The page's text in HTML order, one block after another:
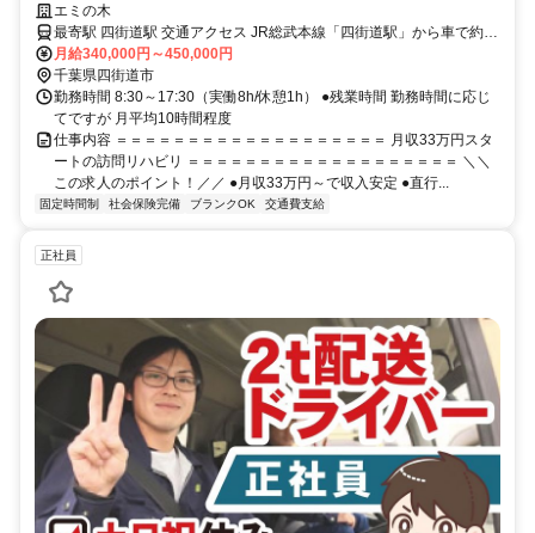
み＆直行直帰OK
エミの木
最寄駅 四街道駅 交通アクセス JR総武本線「四街道駅」から車で約7
分
月給340,000円～450,000円
千葉県四街道市
勤務時間 8:30～17:30（実働8h/休憩1h） ●残業時間 勤務時間に応じ
てですが 月平均10時間程度
仕事内容 ＝＝＝＝＝＝＝＝＝＝＝＝＝＝＝＝＝＝＝ 月収33万円スタ
ートの訪問リハビリ ＝＝＝＝＝＝＝＝＝＝＝＝＝＝＝＝＝＝＝ ＼＼
この求人のポイント！／／ ●月収33万円～で収入安定 ●直行...
固定時間制 社会保険完備 ブランクOK 交通費支給
正社員